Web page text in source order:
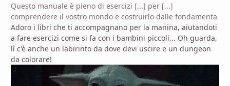
Questo manuale è pieno di esercizi [...] per [...]
comprendere il vostro mondo e costruirlo dalle fondamenta
Adoro i libri che ti accompagnano per la manina, aiutandoti
a fare esercizi come si fa con i bambini piccoli... Oh guarda,
lì c'è anche un labirinto da dove devi uscire e un dungeon
da colorare!